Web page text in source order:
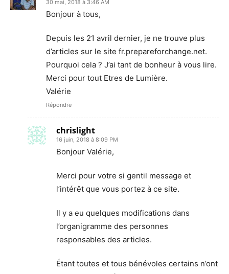
30 mai, 2018 à 3:46 AM
Bonjour à tous,
Depuis les 21 avril dernier, je ne trouve plus
d’articles sur le site fr.prepareforchange.net.
Pourquoi cela ? J’ai tant de bonheur à vous lire.
Merci pour tout Etres de Lumière.
Valérie
Répondre
chrislight
16 juin, 2018 à 8:09 PM
Bonjour Valérie,
Merci pour votre si gentil message et
l’intérêt que vous portez à ce site.
Il y a eu quelques modifications dans
l’organigramme des personnes
responsables des articles.
Étant toutes et tous bénévoles certains n’ont